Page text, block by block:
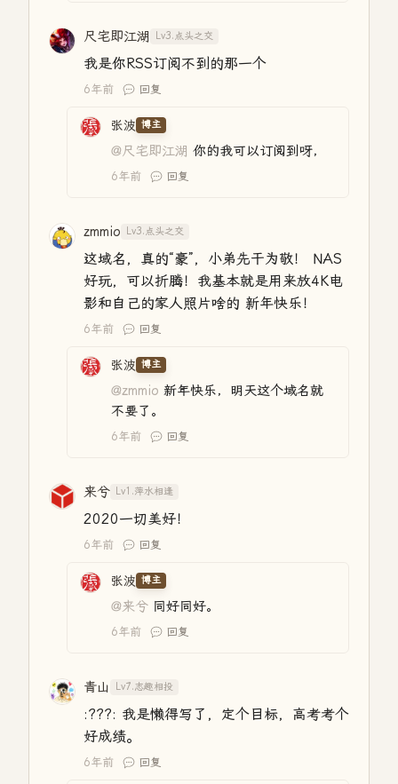
尺宅即江湖 Lv3.点头之交
我是你RSS订阅不到的那一个
6年前 回复
张波 博主
@尺宅即江湖 你的我可以订阅到呀，
6年前 回复
zmmio Lv3.点头之交
这域名，真的“豪”，小弟先干为敬！ NAS
好玩，可以折腾！我基本就是用来放4K电
影和自己的家人照片啥的 新年快乐！
6年前 回复
张波 博主
@zmmio 新年快乐，明天这个域名就
不要了。
6年前 回复
来兮 Lv1.萍水相逢
2020一切美好！
6年前 回复
张波 博主
@来兮 同好同好。
6年前 回复
青山 Lv7.志趣相投
:???: 我是懒得写了，定个目标，高考考个
好成绩。
6年前 回复